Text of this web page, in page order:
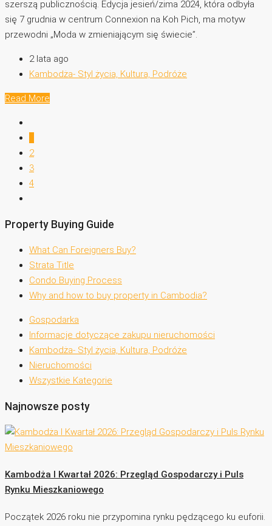
szerszą publicznością. Edycja jesień/zima 2024, która odbyła
się 7 grudnia w centrum Connexion na Koh Pich, ma motyw
przewodni „Moda w zmieniającym się świecie”.
2 lata ago
Kambodża- Styl życia, Kultura, Podróże
Read More
2
3
4
Property Buying Guide
What Can Foreigners Buy?
Strata Title
Condo Buying Process
Why and how to buy property in Cambodia?
Gospodarka
Informacje dotyczące zakupu nieruchomości
Kambodża- Styl życia, Kultura, Podróże
Nieruchomości
Wszystkie Kategorie
Najnowsze posty
Kambodża I Kwartał 2026: Przegląd Gospodarczy i Puls
Rynku Mieszkaniowego
Początek 2026 roku nie przypomina rynku pędzącego ku euforii.